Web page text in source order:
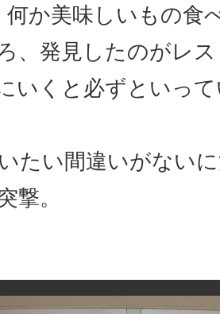
何か美味しいもの食
、発見したのがレ
いくと必ずといっ
たい間違いがない
撃。